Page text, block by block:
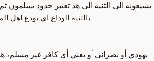
يشيعونه الى الثنيه الى هذ تعتبر حدود
بالثنيه الوداع اي يودع اهل
يهودي أو نصراني أو يعني أي كافر غير مسلم،